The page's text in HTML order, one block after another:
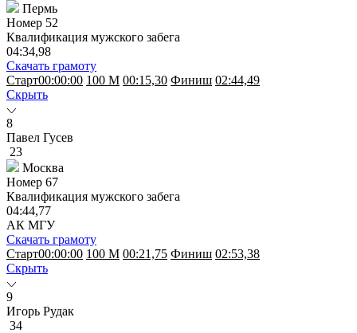
Пермь
Номер 52
Квалификация мужского забега
04:34,98
Скачать грамоту
Старт00:00:00 100 M 00:15,30 Финиш 02:44,49
Скрыть
8
Павел Гусев
23
Москва
Номер 67
Квалификация мужского забега
04:44,77
АК МГУ
Скачать грамоту
Старт00:00:00 100 M 00:21,75 Финиш 02:53,38
Скрыть
9
Игорь Рудак
34